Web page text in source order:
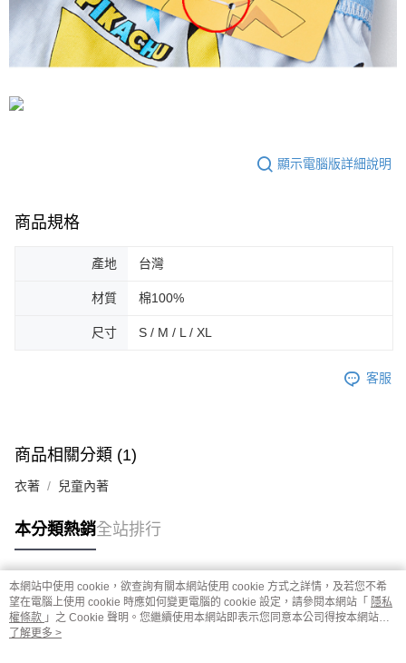
顯示電腦版詳細說明
商品規格
產地 台灣
材質 棉100%
尺寸 S / M / L / XL
客服
商品相關分類 (1)
衣著 兒童內著
本分類熱銷全站排行
熱門標籤
本網站中使用 cookie，欲查詢有關本網站使用 cookie 方式之詳情，及若您不希
望在電腦上使用 cookie 時應如何變更電腦的 cookie 設定，請參閱本網站「 隱私
權條款 」之 Cookie 聲明。您繼續使用本網站即表示您同意本公司得按本網站使
用條款之 Cookie 聲明使用 cookie。
了解更多 >